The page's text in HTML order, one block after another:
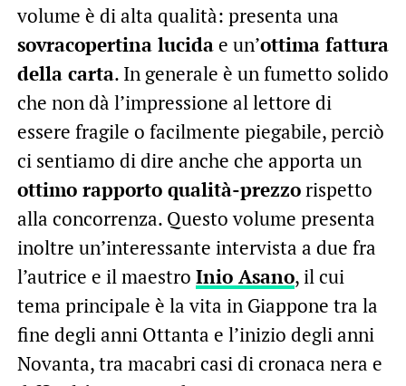
volume è di alta qualità: presenta una
sovracopertina lucidae un’ottima fattura
della carta. In generale è un fumetto solido
che non dà l’impressione al lettore di
essere fragile o facilmente piegabile, perciò
ci sentiamo di dire anche che apporta un
ottimo rapporto qualità-prezzorispetto
alla concorrenza. Questo volume presenta
inoltre un’interessante intervista a due fra
l’autrice e il maestro Inio Asano, il cui
tema principale è la vita in Giappone tra la
fine degli anni Ottanta e l’inizio degli anni
Novanta, tra macabri casi di cronaca nera e